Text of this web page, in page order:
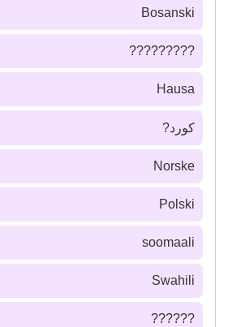
Bosanski
?????????
Hausa
كورد?
Norske
Polski
soomaali
Swahili
??????